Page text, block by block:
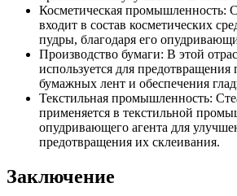
Косметическая промышленность:
входит в состав косметических
пудры, благодаря его
Производство бумаги: В этой
используется для
бумажных лент и обеспечения
Текстильная промышленность:
применяется в текстильной
опудривающего агента для
предотвращения их склеивания.
Заключение